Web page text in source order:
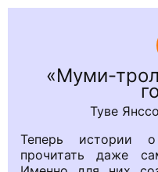
Муми-
Туве
Теперь истории
прочитать даже